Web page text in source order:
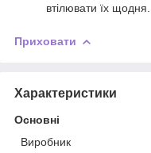
втілювати їх щодня.
Приховати
Характеристики
Основні
Виробник